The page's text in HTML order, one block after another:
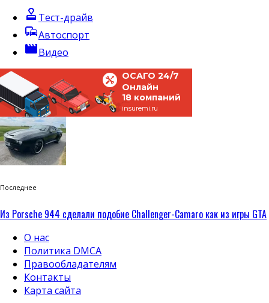
approval Тест-драйв
commuteАвтоспорт
movieВидео
ОСАГО 24/7
Онлайн
18 компаний
insuremi.ru
Последнее
Из Porsche 944 сделали подобие Challenger-Camaro как из игры GTA
О нас
Политика DMCA
Правообладателям
Контакты
Карта сайта